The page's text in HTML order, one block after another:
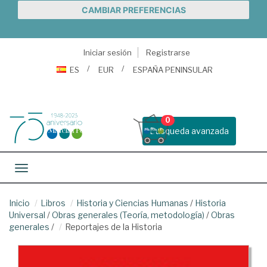
CAMBIAR PREFERENCIAS
Iniciar sesión
Registrarse
ES
EUR ESPAÑA PENINSULAR
Busqueda avanzada
0
Toggle navigation
Inicio Libros Historia y Ciencias Humanas / Historia
Universal /Obras generales (Teoría, metodología) /Obras
generales / Reportajes de la Historia